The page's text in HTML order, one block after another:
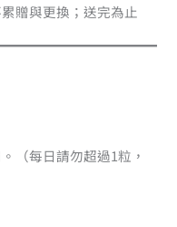
贈與更換；送完為止
（每日請勿超過1粒，